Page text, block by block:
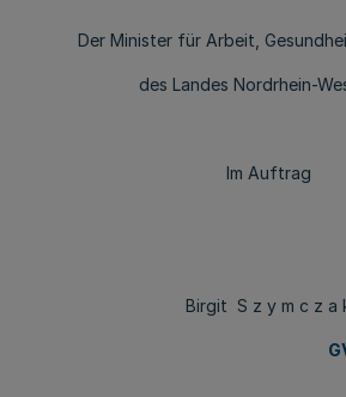
Der Minister für Arbeit,
des Landes Nordrhein-
Im Auftrag
Birgit S z y m c z a